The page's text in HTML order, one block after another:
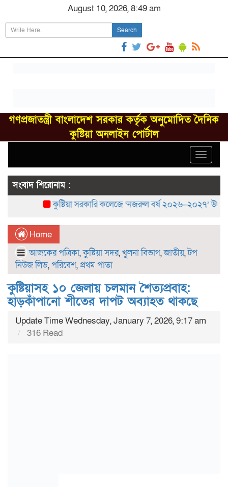
August 10, 2026, 8:49 am
Search
গণপ্রজাতন্ত্রী বাংলাদেশ সরকার কর্তৃক অনুমোদিত দৈনিক
কুষ্টিয়া অনলাইন পোর্টাল
Toggle
সংবাদ শিরোনাম :
কুষ্টিয়া সরকারি কলেজে ‘নজরুল বর্ষ ২০২৬–২০২৭’ উদ্‌যাপন
Home
আজকের পত্রিকা,কুষ্টিয়া সদর,খুলনা বিভাগ,জাতীয়,টপ
নিউজ লিড,পরিবেশ,প্রথম পাতা
কুষ্টিয়াসহ ১০ জেলায় চলমান শৈত্যপ্রবাহ:
হাড়কাঁপানো শীতের দাপট অব্যাহত থাকছে
Update Time Wednesday, January 7, 2026, 9:17 am
316 Read